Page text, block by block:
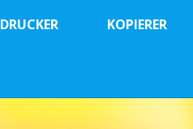
DRUCKER KOPIERER